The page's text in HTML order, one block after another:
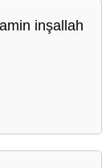
inşallah